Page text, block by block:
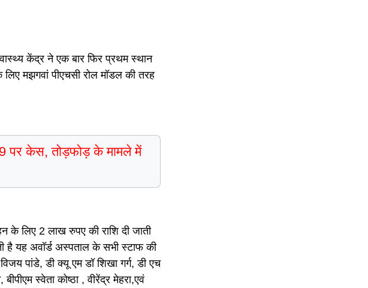
केंद्र ने एक बार फिर प्रथम स्थान
मझगवां पीएचसी रोल मॉडल की तरह
पर केस, तोड़फोड़ के मामले में
के लिए 2 लाख रुपए की राशि दी जाती
है यह अवॉर्ड अस्पताल के सभी स्टाफ की
पांडे, डी क्यू एम डॉ शिखा गर्ग, डी एच
स्वेता कोष्ठा , वीरेंद्र मेहरा,एवं